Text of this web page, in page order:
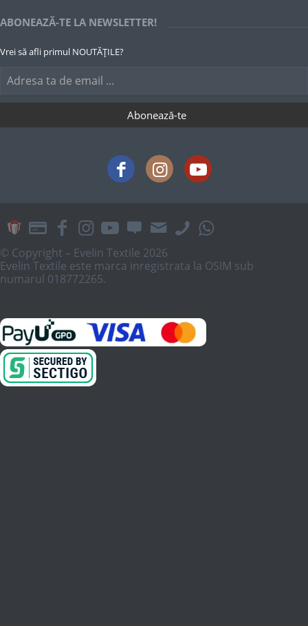
ABONEAZĂ-TE LA NEWSLETTER!
Vrei să afli primul NOUTĂȚILE?
© Copyright – Evelin Textile 2026
Evelin Textile este marca inregistrata la OSIM sub
numarul 018772265.